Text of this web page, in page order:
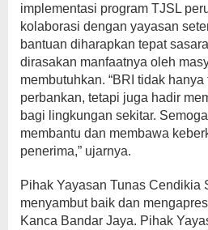
implementasi program TJSL
kolaborasi dengan yayasan
bantuan diharapkan tepat
dirasakan manfaatnya oleh
membutuhkan. “BRI tidak
perbankan, tetapi juga hadir
bagi lingkungan sekitar.
membantu dan membawa
penerima,” ujarnya.
Pihak Yayasan Tunas Cendikia
menyambut baik dan
Kanca Bandar Jaya. Pihak